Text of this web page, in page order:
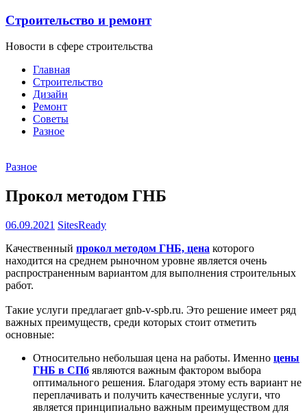
Строительство и ремонт
Новости в сфере строительства
Главная
Строительство
Дизайн
Ремонт
Советы
Разное
Разное
Прокол методом ГНБ
06.09.2021 SitesReady
Качественный прокол методом ГНБ, цена которого
находится на среднем рыночном уровне является очень
распространенным вариантом для выполнения строительных
работ.
Такие услуги предлагает gnb-v-spb.ru. Это решение имеет ряд
важных преимуществ, среди которых стоит отметить
основные:
Относительно небольшая цена на работы. Именно цены
ГНБ в СПб являются важным фактором выбора
оптимального решения. Благодаря этому есть вариант не
переплачивать и получить качественные услуги, что
является принципиально важным преимуществом для